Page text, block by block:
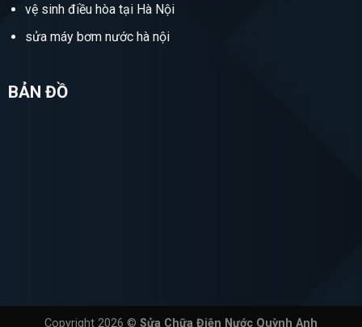
vệ sinh điều hòa tại Hà Nội
sửa máy bơm nước hà nội
BẢN ĐỒ
Copyright 2026 © Sửa Chữa Điện Nước Quỳnh Anh